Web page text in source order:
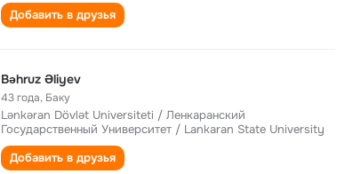
Добавить в друзья
Bəhruz Əliyev
43 года, Баку
Lənkəran Dövlət Universiteti / Ленкаранский
Государственный Университет / Lankaran State University
Добавить в друзья